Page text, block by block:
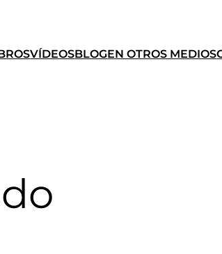
VÍDEOSBLOGEN OTROS MEDIOS